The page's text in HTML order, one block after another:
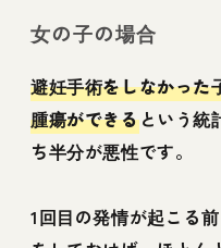
女の子の場合
避妊手術をしなかった
腫瘍ができるという統
ち半分が悪性です。
1回目の発情が起こる